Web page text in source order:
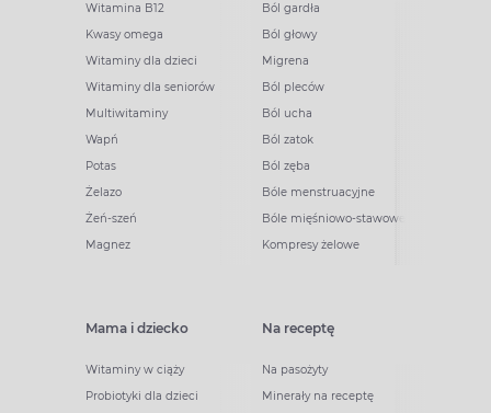
Witamina B12
Kwasy omega
Witaminy dla dzieci
Witaminy dla seniorów
Multiwitaminy
Wapń
Potas
Żelazo
Żeń-szeń
Magnez
Ból gardła
Ból głowy
Migrena
Ból pleców
Ból ucha
Ból zatok
Ból zęba
Bóle menstruacyjne
Bóle mięśniowo-stawowe
Kompresy żelowe
Mama i dziecko
Witaminy w ciąży
Probiotyki dla dzieci
Na receptę
Na pasożyty
Minerały na receptę